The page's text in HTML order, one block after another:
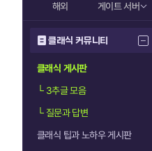
해외
게이트 서버
클래식 커뮤니티
클래식 게시판
└3추글 모음
└질문과 답변
클래식 팁과 노하우 게시판